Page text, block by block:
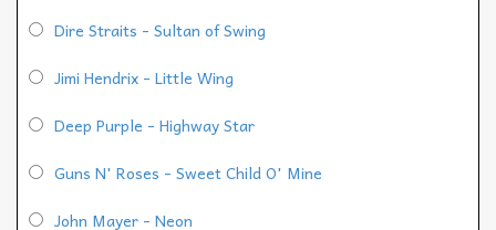
Dire Straits - Sultan of Swing
Jimi Hendrix - Little Wing
Deep Purple - Highway Star
Guns N' Roses - Sweet Child O' Mine
John Mayer - Neon